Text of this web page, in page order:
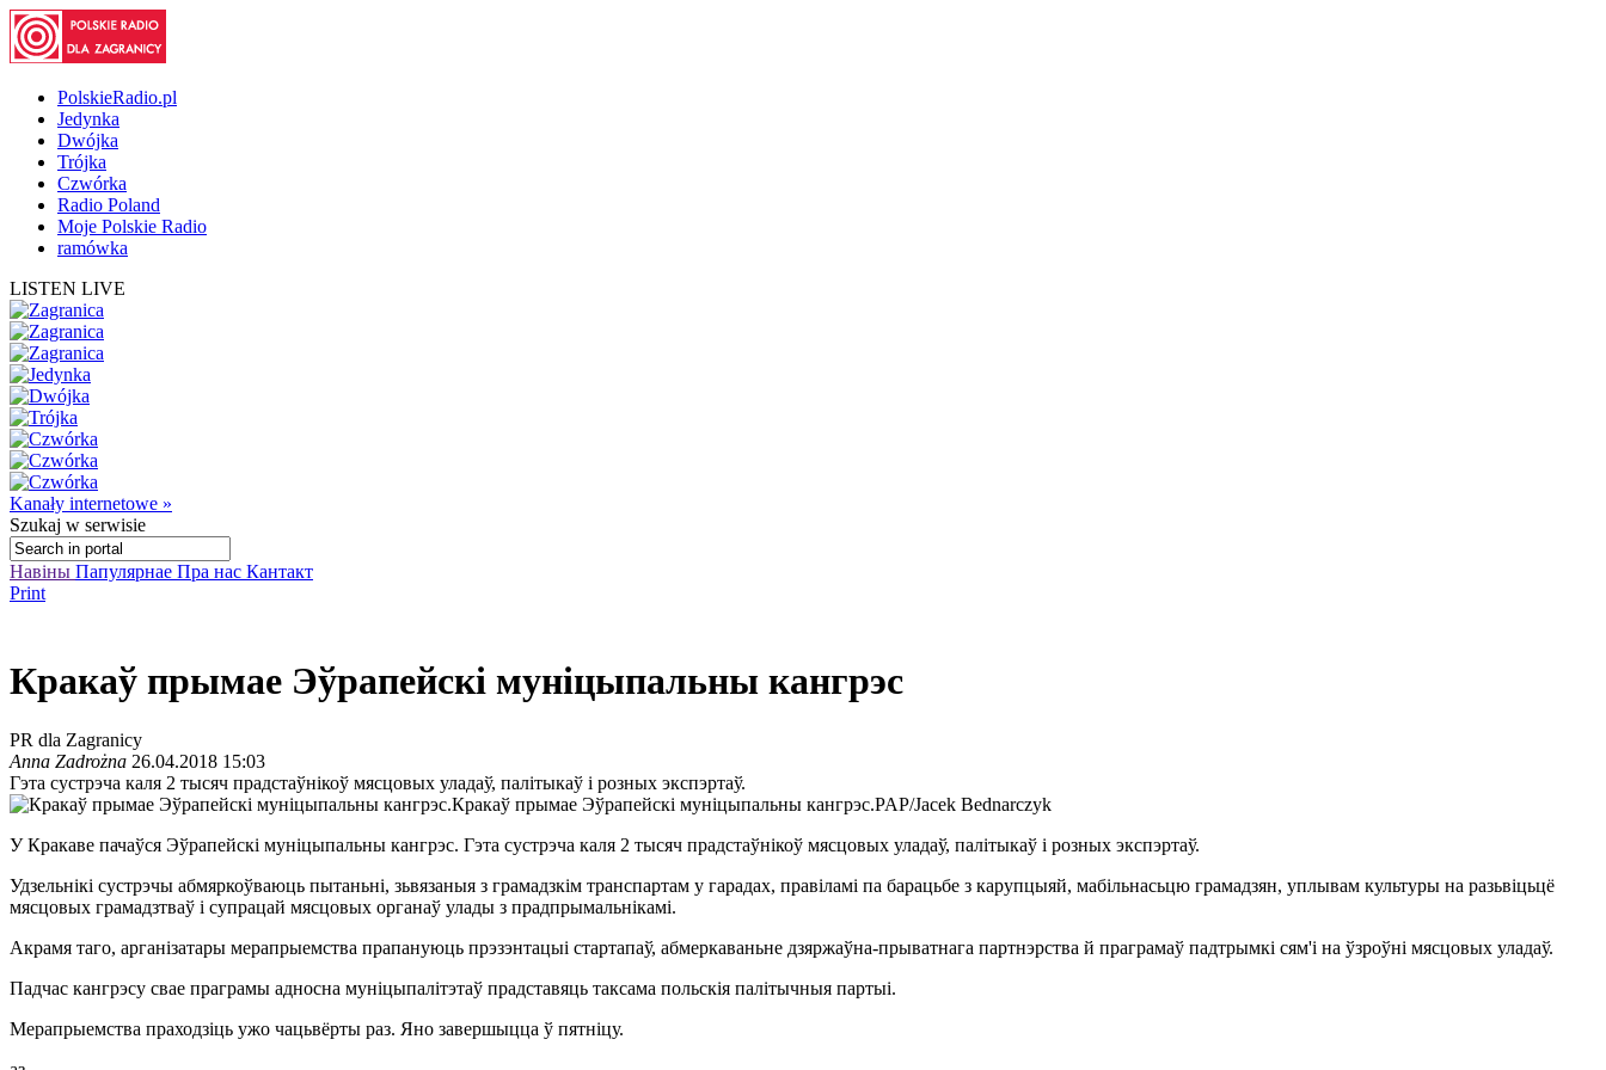
PolskieRadio.pl
Jedynka
Dwójka
Trójka
Czwórka
Radio Poland
Moje Polskie Radio
ramówka
LISTEN LIVE
Kanały internetowe »
Szukaj w serwisie
Навіны Папулярнае Пра нас Кантакт
Print
Кракаў прымае Эўрапейскі муніцыпальны кангрэс
PR dla Zagranicy
Anna Zadrożna 26.04.2018 15:03
Гэта сустрэча каля 2 тысяч прадстаўнікоў мясцовых уладаў, палітыкаў і розных экспэртаў.
Кракаў прымае Эўрапейскі муніцыпальны кангрэс.PAP/Jacek Bednarczyk
У Кракаве пачаўся Эўрапейскі муніцыпальны кангрэс. Гэта сустрэча каля 2 тысяч прадстаўнікоў мясцовых уладаў, палітыкаў і розных экспэртаў.
Удзельнікі сустрэчы абмяркоўваюць пытаньні, зьвязаныя з грамадзкім транспартам у гарадах, правіламі па барацьбе з карупцыяй, мабільнасьцю грамадзян, уплывам культуры на разьвіцьцё
мясцовых грамадзтваў і супрацай мясцовых органаў улады з прадпрымальнікамі.
Акрамя таго, арганізатары мерапрыемства прапануюць прэзэнтацыі стартапаў, абмеркаваньне дзяржаўна-прыватнага партнэрства й праграмаў падтрымкі сям'і на ўзроўні мясцовых уладаў.
Падчас кангрэсу свае праграмы адносна муніцыпалітэтаў прадставяць таксама польскія палітычныя партыі.
Мерапрыемства праходзіць ужо чацьвёрты раз. Яно завершыцца ў пятніцу.